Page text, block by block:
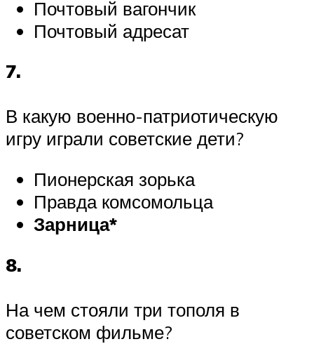
Почтовый вагончик
Почтовый адресат
7.
В какую военно-патриотическую
игру играли советские дети?
Пионерская зорька
Правда комсомольца
Зарница*
8.
На чем стояли три тополя в
советском фильме?